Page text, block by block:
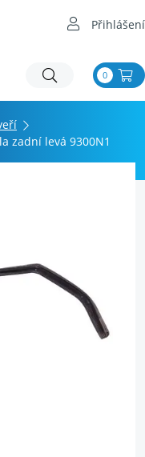
Přihlášení
0
zadní levá 9300N1